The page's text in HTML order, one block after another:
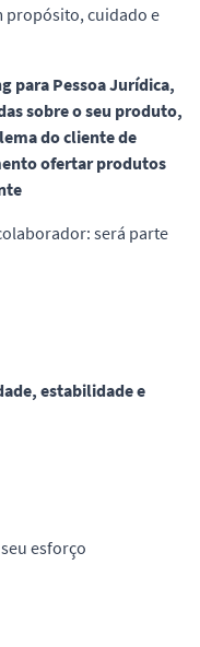
propósito, cuidado e
para Pessoa Jurídica,
sobre o seu produto,
do cliente de
ofertar produtos
será parte
estabilidade e
esforço